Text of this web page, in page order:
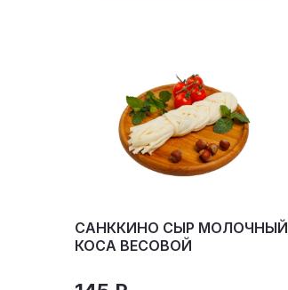
САНККИНО СЫР МОЛОЧНЫЙ
КОСА ВЕСОВОЙ